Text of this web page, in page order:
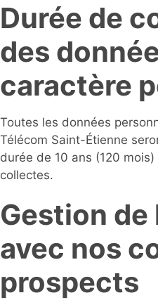
Durée de
des
caractère
Toutes les données
Télécom Saint-Étienne
durée de 10 ans (120
collectes.
Gestion
avec nos
prospects